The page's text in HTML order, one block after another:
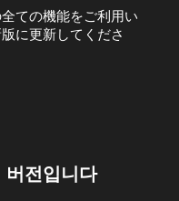
ての機能をご利用い
に更新してくださ
버전입니다